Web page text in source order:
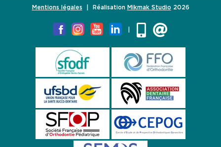
Mentions légales | Réalisation Mikmak Studio 2026